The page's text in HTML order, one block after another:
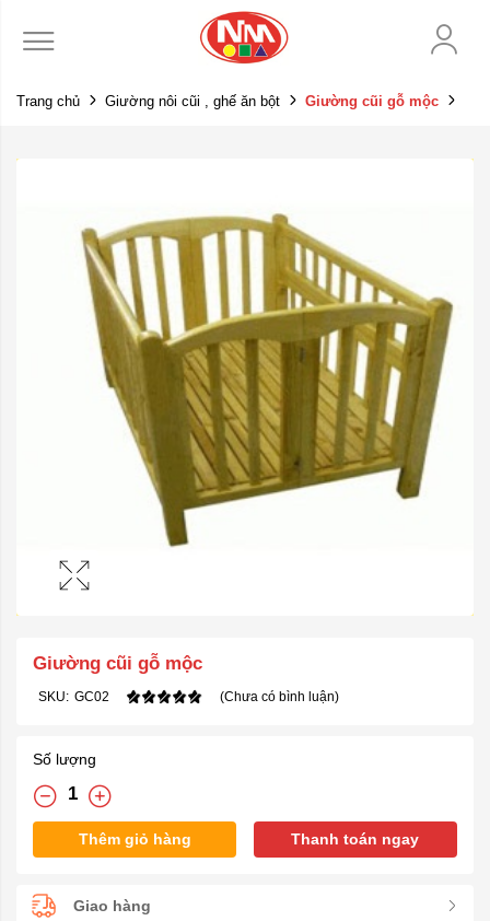
Trang chủ Giường nôi cũi , ghế ăn bột Giường cũi gỗ mộc
Giường cũi gỗ mộc
SKU: GC02 (Chưa có bình luận)
Số lượng
Thêm giỏ hàng Thanh toán ngay
Giao hàng